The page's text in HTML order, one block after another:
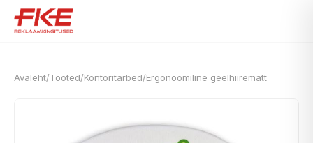
Avaleht/Tooted/Kontoritarbed/Ergonoomiline geelhiirematt